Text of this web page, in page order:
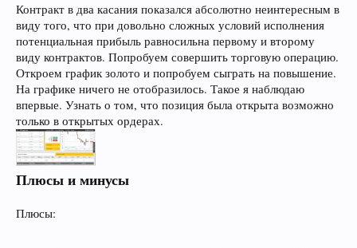
Контракт в два касания показался абсолютно неинтересным в
виду того, что при довольно сложных условий исполнения
потенциальная прибыль равносильна первому и второму
виду контрактов. Попробуем совершить торговую операцию.
Откроем график золото и попробуем сыграть на повышение.
На графике ничего не отобразилось. Такое я наблюдаю
впервые. Узнать о том, что позиция была открыта возможно
только в открытых ордерах.
Плюсы и минусы
Плюсы: